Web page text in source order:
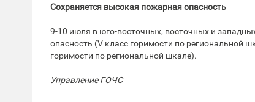
Сохраняется высокая пожарная опасность
9-10 июля в юго-восточных, восточных и
опасность (V класс горимости по региональной
горимости по региональной шкале).
Управление ГОЧС